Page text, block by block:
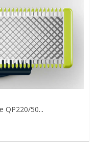
QP220/50...